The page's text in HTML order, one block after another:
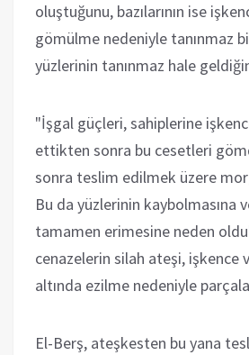
oluştuğunu, bazılarının ise
gömülme nedeniyle tanınmaz
yüzlerinin tanınmaz hale
"İşgal güçleri, sahiplerine
ettikten sonra bu cesetleri
sonra teslim edilmek üzere
Bu da yüzlerinin kaybolmasına
tamamen erimesine neden
cenazelerin silah ateşi, işkence
altında ezilme nedeniyle
El-Berş, ateşkesten bu yana